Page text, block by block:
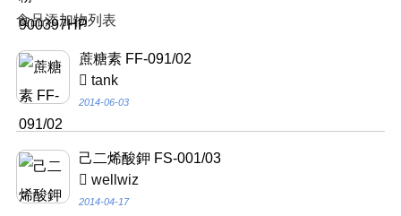
食品添加物列表
蔗糖素 FF-091/02
tank
2014-06-03
己二烯酸鉀 FS-001/03
wellwiz
2014-04-17